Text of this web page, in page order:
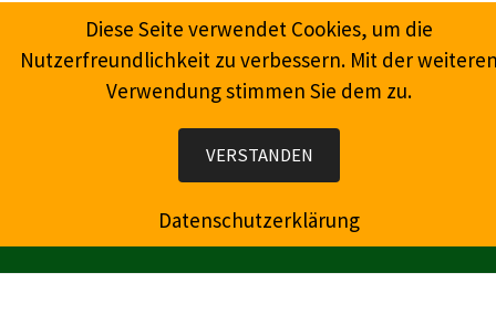
Inhalt
Wein, Champagner, Prosecco, Feinkost, Präsente
Diese Seite verwendet Cookies, um die
Nutzerfreundlichkeit zu verbessern. Mit der
Verwendung stimmen Sie dem zu.
VERSTANDEN
Datenschutzerklärung